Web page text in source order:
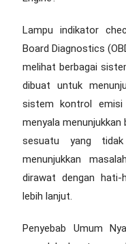
Lampu indikator
Board Diagnostics
melihat berbagai
dibuat untuk
sistem kontrol emisi
menyala
sesuatu yang
menunjukkan
dirawat dengan hati-
lebih lanjut.
Penyebab Umum